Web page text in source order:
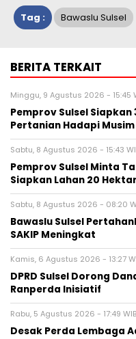
Tag : Bawaslu Sulsel
BERITA TERKAIT
Minggu, 9 Agustus 2026 - 15:45
Pemprov Sulsel
Pertanian Hadapi
Sabtu, 8 Agustus 2026 - 15:43
Pemprov Sulsel Minta
Siapkan Lahan 20
Sabtu, 8 Agustus 2026 - 08:20
Bawaslu Sulsel
SAKIP Meningkat
Kamis, 6 Agustus 2026 - 13:27
DPRD Sulsel Dorong
Ranperda Inisiatif
Rabu, 5 Agustus 2026 - 17:49 WIB
Desak Perda Lembaga